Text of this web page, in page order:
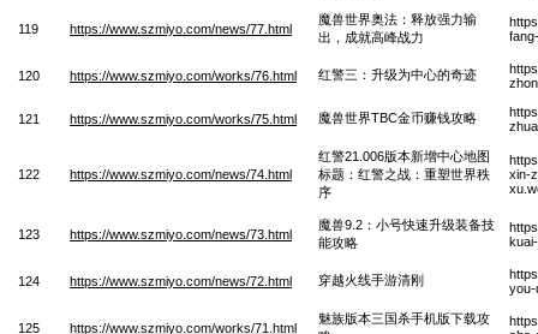
119 https://www.szmiyo.com/news/77.html
魔兽世界奥法：释放强力输
出，成就高峰战力
120 https://www.szmiyo.com/works/76.html 红警三：升级为中心的奇迹
121 https://www.szmiyo.com/works/75.html 魔兽世界TBC金币赚钱攻略
122 https://www.szmiyo.com/news/74.html
红警21.006版本新增中心地图
标题：红警之战：重塑世界秩
序
xin-
123 https://www.szmiyo.com/news/73.html
魔兽9.2：小号快速升级装备技
能攻略
124 https://www.szmiyo.com/news/72.html 穿越火线手游清刚
you-
125 https://www.szmiyo.com/works/71.html
魅族版本三国杀手机版下载攻